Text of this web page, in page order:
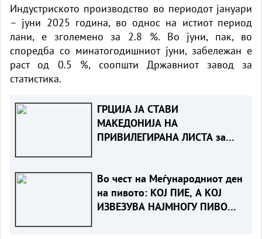
Индустриското производство во периодот јануари
– јуни 2025 година, во однос на истиот период
лани, е зголемено за 2.8 %. Во јуни, пак, во
споредба со минатогодишниот јуни, забележан е
раст од 0.5 %, соопшти Државниот завод за
статистика.
ГРЦИЈА ЈА СТАВИ
МАКЕДОНИЈА НА
ПРИВИЛЕГИРАНА ЛИСТА за
Во чест на Меѓународниот ден
на пивото: КОЈ ПИЕ, А КОЈ
ИЗВЕЗУВА НАЈМНОГУ ПИВО